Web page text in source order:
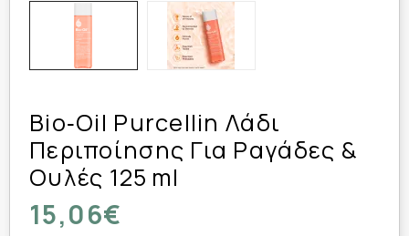
Bio‑Oil Purcellin Λάδι
Περιποίησης Για Ραγάδες &
Ουλές 125 Ml
15,06€